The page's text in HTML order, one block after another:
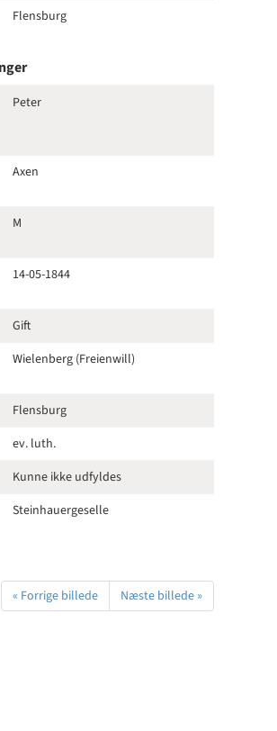
Flensburg
Peter
Axen
M
14-05-1844
Gift
Wielenberg (Freienwill)
Flensburg
ev. luth.
Kunne ikke udfyldes
Steinhauergeselle
« Forrige billede Næste billede »